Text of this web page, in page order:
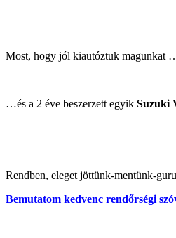
Most, hogy jól kiautóztuk magunkat
…és a 2 éve beszerzett egyik Suzuki
Rendben, eleget jöttünk-mentünk-
Bemutatom kedvenc rendőrségi